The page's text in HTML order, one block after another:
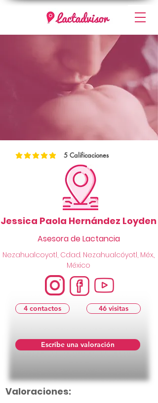
5 Calificaciones
la calificación promedio es 5 de 5, basada en 5
Jessica Paola Hernández Loyden
Asesora de Lactancia
Nezahualcoyotl, Cdad. Nezahualcóyotl, Méx.,
México
4 contactos 46 visitas
Escribe una valoración
Valoraciones: